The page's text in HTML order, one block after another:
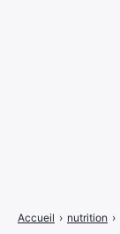
Accueil › nutrition ›